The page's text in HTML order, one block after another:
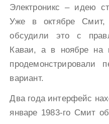
Электроникс – идею
Уже в октябре
обсудили это с
Каваи, а в ноябре на
продемонстрировали
вариант.
Два года интерфейс
январе 1983-го Смит